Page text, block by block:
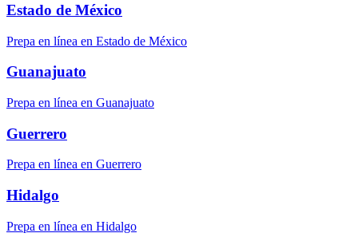
Estado de México
Prepa en línea en Estado de México
Guanajuato
Prepa en línea en Guanajuato
Guerrero
Prepa en línea en Guerrero
Hidalgo
Prepa en línea en Hidalgo